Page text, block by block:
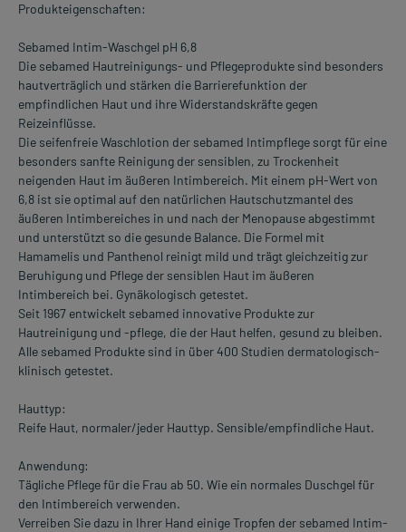
Produkteigenschaften:
Sebamed Intim-Waschgel pH 6,8
Die sebamed Hautreinigungs- und Pflegeprodukte sind besonders
hautverträglich und stärken die Barrierefunktion der
empfindlichen Haut und ihre Widerstandskräfte gegen
Reizeinflüsse.
Die seifenfreie Waschlotion der sebamed Intimpflege sorgt für eine
besonders sanfte Reinigung der sensiblen, zu Trockenheit
neigenden Haut im äußeren Intimbereich. Mit einem pH-Wert von
6,8 ist sie optimal auf den natürlichen Hautschutzmantel des
äußeren Intimbereiches in und nach der Menopause abgestimmt
und unterstützt so die gesunde Balance. Die Formel mit
Hamamelis und Panthenol reinigt mild und trägt gleichzeitig zur
Beruhigung und Pflege der sensiblen Haut im äußeren
Intimbereich bei. Gynäkologisch getestet.
Seit 1967 entwickelt sebamed innovative Produkte zur
Hautreinigung und -pflege, die der Haut helfen, gesund zu bleiben.
Alle sebamed Produkte sind in über 400 Studien dermatologisch-
klinisch getestet.
Hauttyp:
Reife Haut, normaler/jeder Hauttyp. Sensible/empfindliche Haut.
Anwendung:
Tägliche Pflege für die Frau ab 50. Wie ein normales Duschgel für
den Intimbereich verwenden.
Verreiben Sie dazu in Ihrer Hand einige Tropfen der sebamed Intim-